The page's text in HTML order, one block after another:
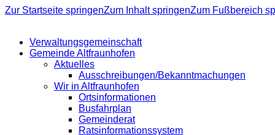
Zur Startseite springenZum Inhalt springenZum Fußbereich
Verwaltungsgemeinschaft
Gemeinde Altfraunhofen
Aktuelles
Ausschreibungen/Bekanntmachungen
Wir in Altfraunhofen
Ortsinformationen
Busfahrplan
Gemeinderat
Ratsinformationssystem